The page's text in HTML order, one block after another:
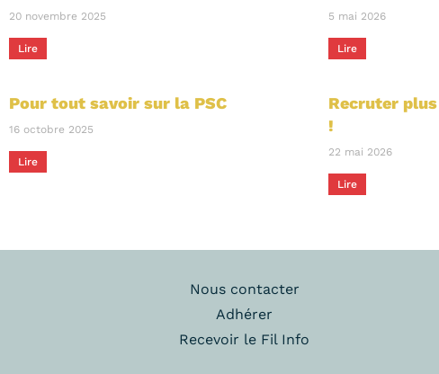
20 novembre 2025
Lire
5 mai 2026
Lire
Pour tout savoir sur la PSC
16 octobre 2025
Lire
Recruter plus
!
22 mai 2026
Lire
Nous contacter
Adhérer
Recevoir le Fil Info